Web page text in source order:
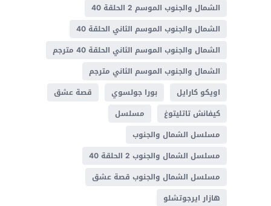
الشمال والجنوب الموسم 2 الحلقة 40
الشمال والجنوب الموسم الثاني الحلقة 40
الشمال والجنوب الموسم الثاني الحلقة 40 مترجم
الشمال والجنوب الموسم الثاني مترجم
اويكو كارايل
بورا جولسوي
قصة عشق
كيفانش تاتليتوغ
مسلسل
مسلسل الشمال والجنوب
مسلسل الشمال والجنوب 2 الحلقة 40
مسلسل الشمال والجنوب قصة عشق
هازار ايرجوتشلو